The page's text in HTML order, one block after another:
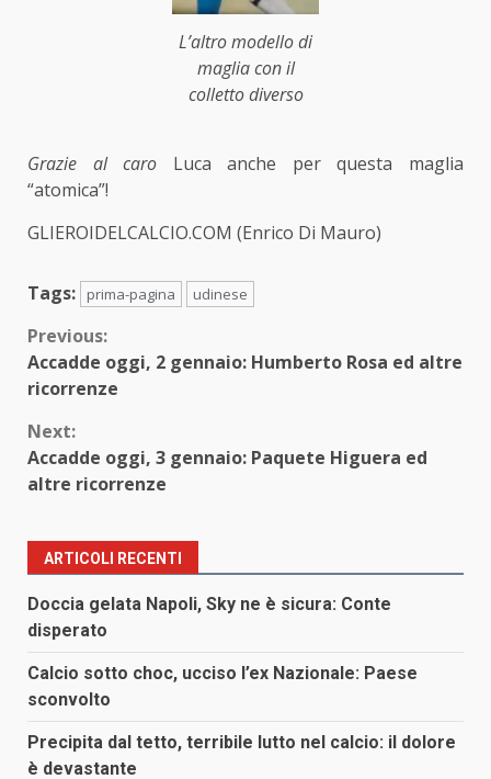
L’altro modello di
maglia con il
colletto diverso
Grazie al caro Luca anche per questa maglia
“atomica”!
GLIEROIDELCALCIO.COM (Enrico Di Mauro)
Tags: prima-pagina udinese
Continue
Reading
Previous:
Accadde oggi, 2 gennaio: Humberto Rosa ed altre
ricorrenze
Next:
Accadde oggi, 3 gennaio: Paquete Higuera ed
altre ricorrenze
ARTICOLI RECENTI
Doccia gelata Napoli, Sky ne è sicura: Conte
disperato
Calcio sotto choc, ucciso l’ex Nazionale: Paese
sconvolto
Precipita dal tetto, terribile lutto nel calcio: il dolore
è devastante